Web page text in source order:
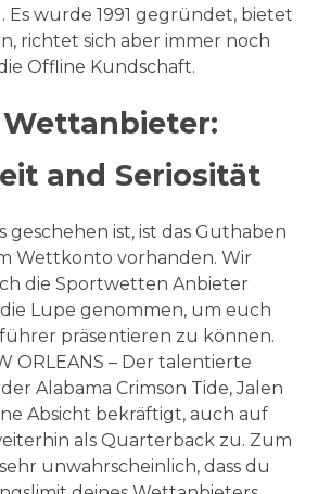
Es wurde 1991 gegründet, bietet
richtet sich aber immer noch
Offline Kundschaft.
Wettanbieter:
and Seriosität
geschehen ist, ist das Guthaben
Wettkonto vorhanden. Wir
die Sportwetten Anbieter
Lupe genommen, um euch
präsentieren zu können.
ORLEANS – Der talentierte
Alabama Crimson Tide, Jalen
Absicht bekräftigt, auch auf
als Quarterback zu. Zum
unwahrscheinlich, dass du